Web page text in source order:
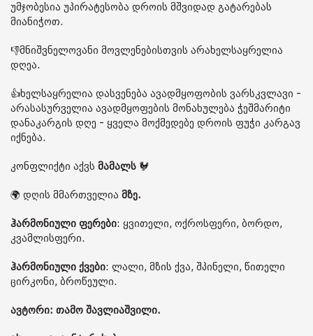
უმჯობესია უპირატესობა დროის მშვიდად გატარებას
მიანიჭოთ.
👎მნიშვნელოვანი მოვლენებისთვის არახელსაყრელია
დღეა.
👍ხელსაყრელია დასვენება ავადმყოფობის ვარსკვლავი -
არასასურველია ავადმყოფების მონახულება ჭეშმარიტი
დანაკარგის დღე - ყველა მოქმედებე დროის ფუჭი კარგავ
იქნება.
კონფლიქტი აქვს მამალს 🐓
🌍 დღის მმართველია მზე.
ჰარმონიული ფერები: ყვითელი, ოქროსფერი, ბორდო,
კვამლისფერი.
ჰარმონიული ქვები: ლალი, მზის ქვა, შპინელი, წითელი
ცირკონი, ბროწეული.
ავტორი: თამო შავლიაშვილი.